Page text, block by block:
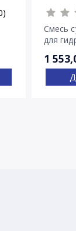
Смесь
для
1